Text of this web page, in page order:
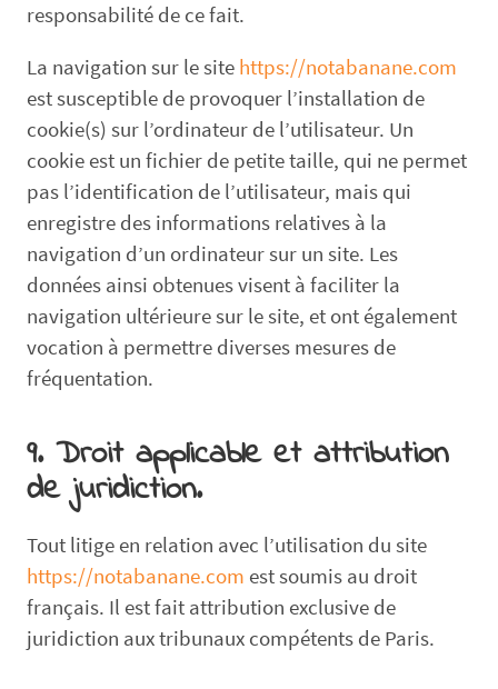
responsabilité de ce fait.
La navigation sur le site https://notabanane.com
est susceptible de provoquer l’installation de
cookie(s) sur l’ordinateur de l’utilisateur. Un
cookie est un fichier de petite taille, qui ne permet
pas l’identification de l’utilisateur, mais qui
enregistre des informations relatives à la
navigation d’un ordinateur sur un site. Les
données ainsi obtenues visent à faciliter la
navigation ultérieure sur le site, et ont également
vocation à permettre diverses mesures de
fréquentation.
9. Droit applicable et attribution
de juridiction.
Tout litige en relation avec l’utilisation du site
https://notabanane.com est soumis au droit
français. Il est fait attribution exclusive de
juridiction aux tribunaux compétents de Paris.